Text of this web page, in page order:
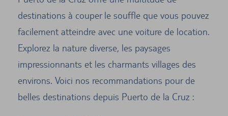
destinations à couper le souffle que vous pouvez
facilement atteindre avec une voiture de location.
Explorez la nature diverse, les paysages
impressionnants et les charmants villages des
environs. Voici nos recommandations pour de
belles destinations depuis Puerto de la Cruz :